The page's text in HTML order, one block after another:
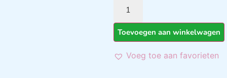
Toevoegen aan winkelwagen
Voeg toe aan favorieten